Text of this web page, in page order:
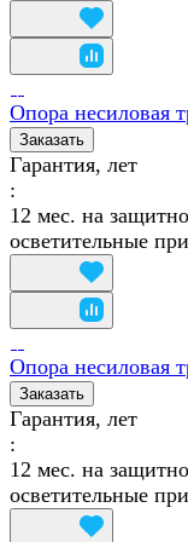
Опора несиловая
Заказать
Гарантия, лет
:
12 мес. на
осветительные
Опора несиловая
Заказать
Гарантия, лет
:
12 мес. на
осветительные